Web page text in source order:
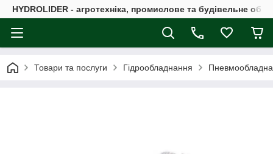
HYDROLIDER - агротехніка, промислове та будівельне
Товари та послуги Гідрообладнання